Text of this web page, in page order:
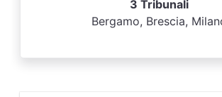
3 Tribunali
Bergamo, Brescia,